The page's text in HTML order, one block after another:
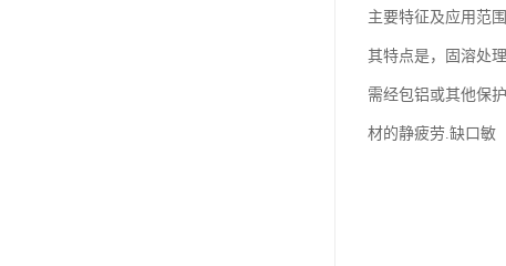
主要特征及应用范围
其特点是，固溶处
需经包铝或其他保
材的静疲劳.缺口敏